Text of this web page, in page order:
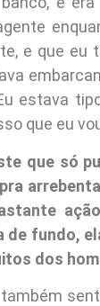
e que eu
estava
que eu
que só
fundo,
dos
também